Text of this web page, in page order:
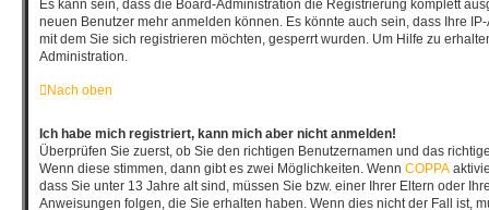
Es kann sein, dass die Board-Administration die Registrierung komplett
neuen Benutzer mehr anmelden können. Es könnte auch sein, dass Ihre
mit dem Sie sich registrieren möchten, gesperrt wurden. Um Hilfe zu
Administration.
Nach oben
Ich habe mich registriert, kann mich aber nicht anmelden!
Überprüfen Sie zuerst, ob Sie den richtigen Benutzernamen und das
Wenn diese stimmen, dann gibt es zwei Möglichkeiten. Wenn COPPA
dass Sie unter 13 Jahre alt sind, müssen Sie bzw. einer Ihrer Eltern oder
Anweisungen folgen, die Sie erhalten haben. Wenn dies nicht der Fall ist,